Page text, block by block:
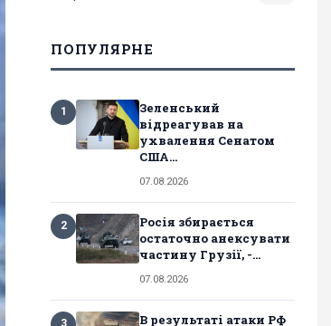
ПОПУЛЯРНЕ
1
Зеленський
відреагував на
ухвалення Сенатом
США...
07.08.2026
2
Росія збирається
остаточно анексувати
частину Грузії, -...
07.08.2026
В результаті атаки РФ